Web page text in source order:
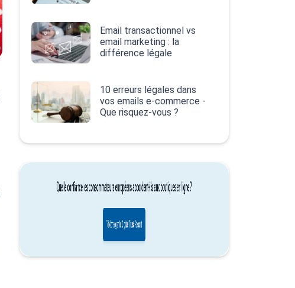
Email transactionnel vs
email marketing : la
différence légale
10 erreurs légales dans
vos emails e‑commerce -
Que risquez-vous ?